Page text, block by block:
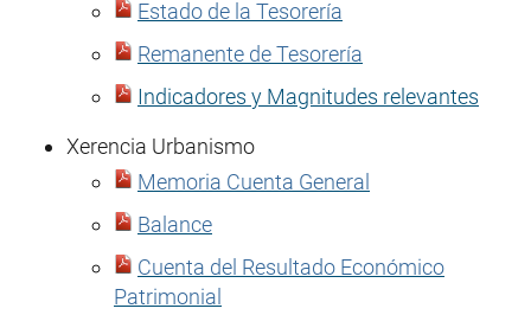
Estado de la Tesorería
Remanente de Tesorería
Indicadores y Magnitudes relevantes
Xerencia Urbanismo
Memoria Cuenta General
Balance
Cuenta del Resultado Económico
Patrimonial